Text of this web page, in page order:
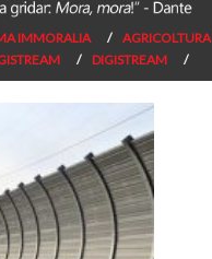
IMMORALIA AGRICOLTURA
DIGISTREAM